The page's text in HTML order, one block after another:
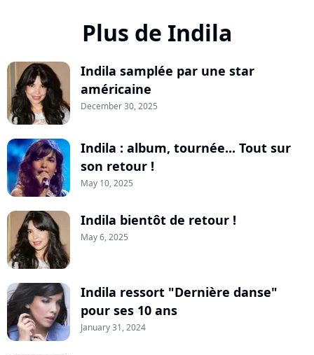
Plus de Indila
Indila samplée par une star
américaine
December 30, 2025
Indila : album, tournée... Tout sur
son retour !
May 10, 2025
Indila bientôt de retour !
May 6, 2025
Indila ressort "Dernière danse"
pour ses 10 ans
January 31, 2024